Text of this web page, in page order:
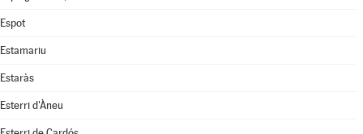
Espot
Estamariu
Estaràs
Esterri d'Àneu